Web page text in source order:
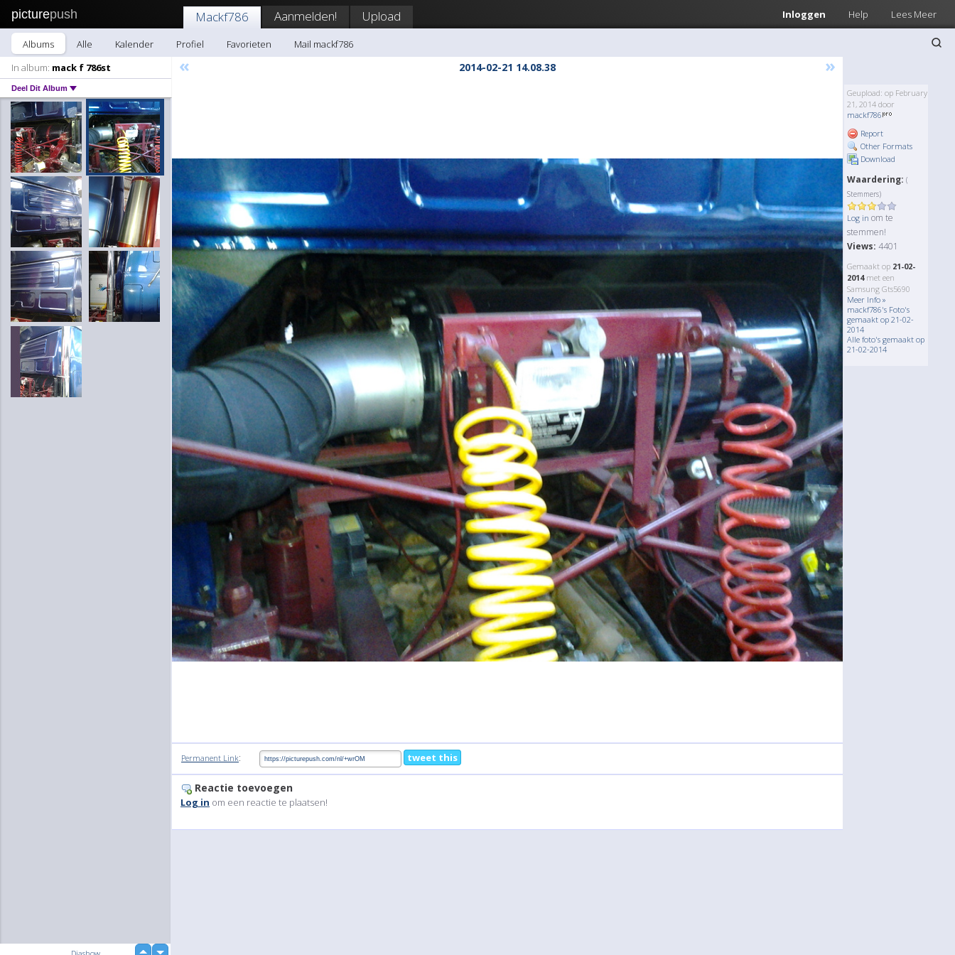
picturepush Inloggen Help Lees Meer
Mackf786 Aanmelden! Upload
Albums Alle Kalender Profiel Favorieten
Mail mackf786
In album: mack f 786st
Deel Dit Album
« 2014-02-21 14.08.38 »
Geupload: op February
21, 2014 door
mackf786
Report
Other Formats
Download
Waardering: (
Stemmers)
Log in om te
stemmen!
Views: 4401
Gemaakt op 21-02-
2014met een
Samsung Gts5690
Meer Info »
mackf786's Foto's
gemaakt op 21-02-
2014
Alle foto's gemaakt op
21-02-2014
Permanent Link: tweet this
Reactie toevoegen
Log in om een reactie te plaatsen!